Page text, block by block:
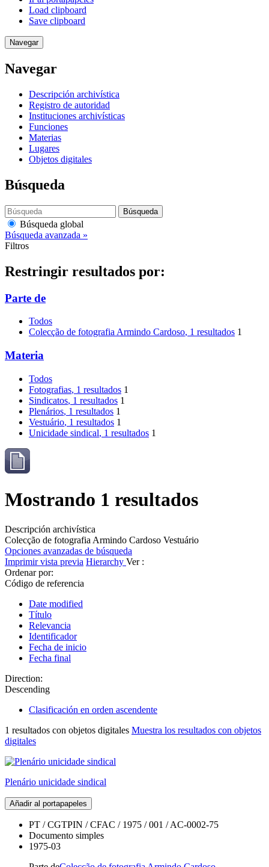
Load clipboard
Save clipboard
Navegar
Navegar
Descripción archivística
Registro de autoridad
Instituciones archivísticas
Funciones
Materias
Lugares
Objetos digitales
Búsqueda
Búsqueda
Búsqueda global
Búsqueda avanzada »
Filtros
Restringir resultados por:
Parte de
Todos
Colecção de fotografia Armindo Cardoso, 1 resultados 1
Materia
Todos
Fotografias, 1 resultados 1
Sindicatos, 1 resultados 1
Plenários, 1 resultados 1
Vestuário, 1 resultados 1
Unicidade sindical, 1 resultados 1
Mostrando 1 resultados
Descripción archivística
Colecção de fotografia Armindo Cardoso Vestuário
Opciones avanzadas de búsqueda
Imprimir vista previa Hierarchy Ver :
Ordenar por:
Código de referencia
Date modified
Título
Relevancia
Identificador
Fecha de inicio
Fecha final
Direction:
Descending
Clasificación en orden ascendente
1 resultados con objetos digitales Muestra los resultados con objetos
digitales
Plenário unicidade sindical
Añadir al portapapeles
PT / CGTPIN / CFAC / 1975 / 001 / AC-0002-75
Documento simples
1975-03